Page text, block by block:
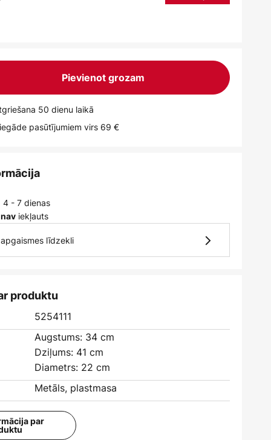
Pievienot grozam
50 dienu laikā
pasūtījumiem virs 69 €
4 - 7 dienas
iekļauts
līdzekli
produktu
5254111
Augstums: 34 cm
Dziļums: 41 cm
Diametrs: 22 cm
Metāls, plastmasa
par